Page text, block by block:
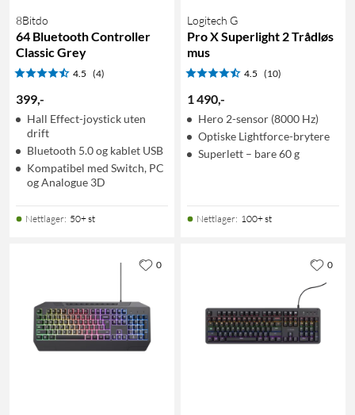
8Bitdo
64 Bluetooth Controller
Classic Grey
4.5 (4)
399,-
Hall Effect-joystick uten
drift
Bluetooth 5.0 og kablet USB
Kompatibel med Switch, PC
og Analogue 3D
Nettlager: 50+ st
Logitech G
Pro X Superlight 2 Trådløs
mus
4.5 (10)
1 490,-
Hero 2-sensor (8000 Hz)
Optiske Lightforce-brytere
Superlett – bare 60 g
Nettlager: 100+ st
0 0